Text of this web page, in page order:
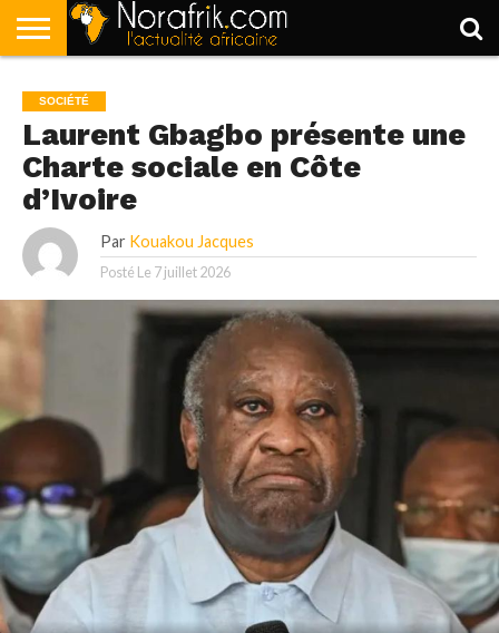
POLITIQUE
SOCIÉTÉ
ECONOMIE
SPORT
LIFESTYLE
SOCIÉTÉ
Laurent Gbagbo présente une
Charte sociale en Côte
d’Ivoire
Par Kouakou Jacques
Posté Le 7 juillet 2026